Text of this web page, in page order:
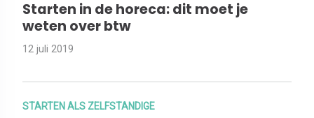
Starten in de horeca: dit moet je
weten over btw
12 juli 2019
STARTEN ALS ZELFSTANDIGE